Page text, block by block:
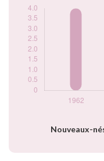
Nouveaux-